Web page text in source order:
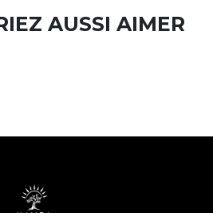
AUSSI AIMER